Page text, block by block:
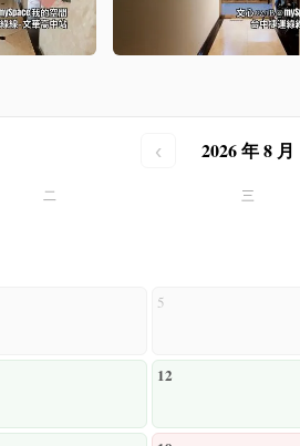
‹ 2026 年 8 月
二 三
5
12